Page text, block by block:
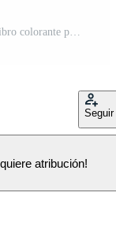
gato garabatear linda animal ilustración para libro colorante página Vector Pro
Seguir
atribución!